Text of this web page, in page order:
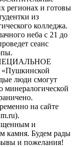
регионах и готовы
из
колледжа.
неба с 21 до
сеанс
СПЕЦИАЛЬНОЕ
люди смогут
минералогической
на сайте
и
камня. Будем рады
и пожелания!